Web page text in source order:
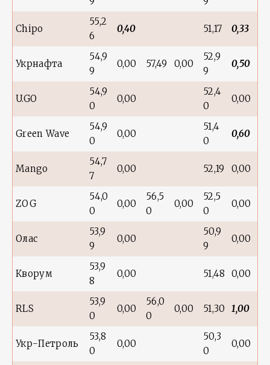
Chipo
55,2
6
0,40 51,17 0,33
Укрнафта
54,9
9
0,00 57,49 0,00
52,9
9
0,50
U.GO
54,9
0
0,00
52,4
0
0,00
Green Wave
54,9
0
0,00
51,4
0
0,60
Mango
54,7
7
0,00 52,19 0,00
ZOG
54,0
0
0,00
56,5
0
0,00
52,5
0
0,00
Олас
53,9
9
0,00
50,9
9
0,00
Кворум
53,9
8
0,00 51,48 0,00
RLS
53,9
0
0,00
56,0
0
0,00 51,30 1,00
Укр-Петроль
53,8
0
0,00
50,3
0
0,00